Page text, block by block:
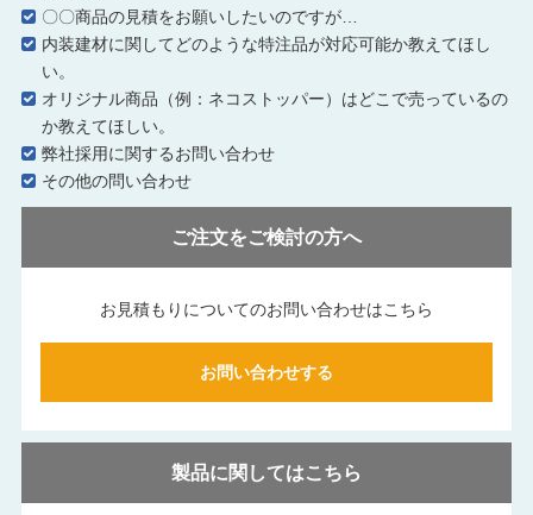
〇〇商品の見積をお願いしたいのですが…
内装建材に関してどのような特注品が対応可能か教えてほし
い。
オリジナル商品（例：ネコストッパー）はどこで売っているの
か教えてほしい。
弊社採用に関するお問い合わせ
その他の問い合わせ
ご注文をご検討の方へ
お見積もりについてのお問い合わせはこちら
お問い合わせする
製品に関してはこちら